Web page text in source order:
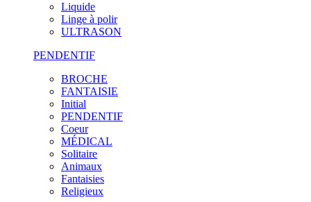
Liquide
Linge à polir
ULTRASON
PENDENTIF
BROCHE
FANTAISIE
Initial
PENDENTIF
Coeur
MÉDICAL
Solitaire
Animaux
Fantaisies
Religieux